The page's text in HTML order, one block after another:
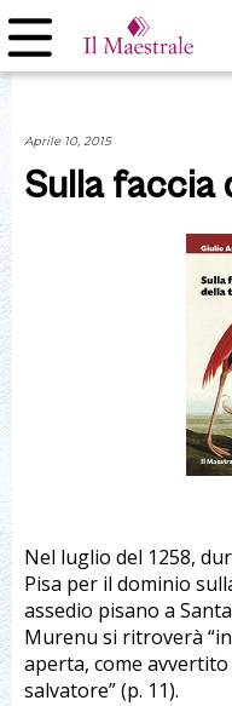
Aprile 10, 2015
Sulla faccia
Nel luglio del 1258,
Pisa per il dominio
assedio pisano a
Murenu si ritroverà
aperta, come
salvatore” (p. 11).